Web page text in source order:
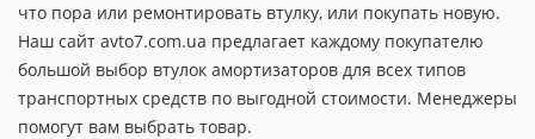
что пора или ремонтировать втулку, или покупать новую.
Наш сайт avto7.com.ua предлагает каждому покупателю
большой выбор втулок амортизаторов для всех типов
транспортных средств по выгодной стоимости. Менеджеры
помогут вам выбрать товар.